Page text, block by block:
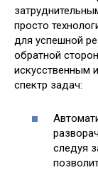
просто
для успешной
обратной
искусственным
спектр задач:
следуя